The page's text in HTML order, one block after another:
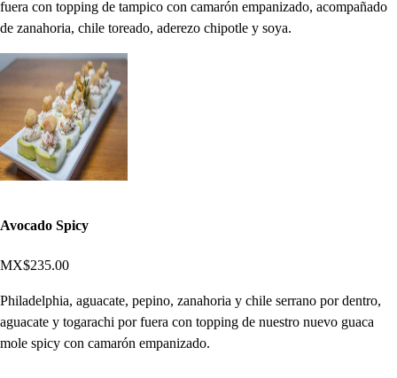
fuera con topping de tampico con camarón empanizado, acompañado
de zanahoria, chile toreado, aderezo chipotle y soya.
Avocado Spicy
MX$235.00
Philadelphia, aguacate, pepino, zanahoria y chile serrano por dentro,
aguacate y togarachi por fuera con topping de nuestro nuevo guaca
mole spicy con camarón empanizado.